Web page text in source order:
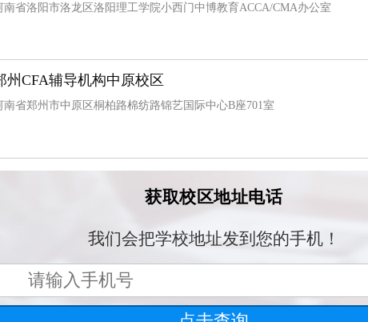
南省洛阳市洛龙区洛阳理工学院小西门中博教育ACCA/CMA办公室
州CFA辅导机构中原校区
南省郑州市中原区桐柏路棉纺路锦艺国际中心B座701室